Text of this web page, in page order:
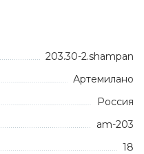
203.30-2.shampan
Артемилано
Россия
am-203
18